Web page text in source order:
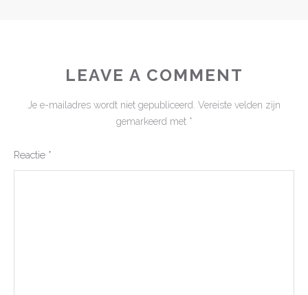
LEAVE A COMMENT
Je e-mailadres wordt niet gepubliceerd. Vereiste velden zijn
gemarkeerd met *
Reactie *